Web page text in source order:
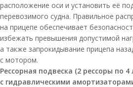
расположение оси и установить её
перевозимого судна. Правильное
на прицепе обеспечивает
избежать превышения допустимой
а также запрокидывание прицепа
с мотором.
Рессорная подвеска (2 рессоры по 4
с гидравлическими